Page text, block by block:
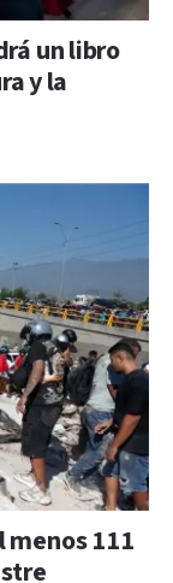
un libro
y la
menos 111